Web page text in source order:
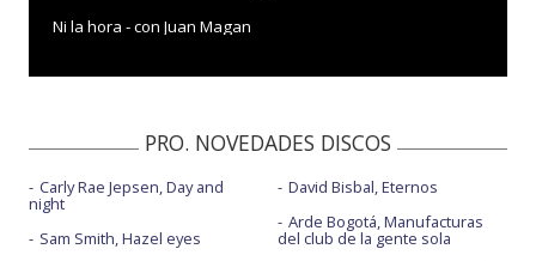
Ni la hora - con Juan Magan
PRO. NOVEDADES DISCOS
Carly Rae Jepsen, Day and
night
Sam Smith, Hazel eyes
David Bisbal, Eternos
Arde Bogotá, Manufacturas
del club de la gente sola